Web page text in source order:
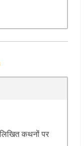
कथनों पर